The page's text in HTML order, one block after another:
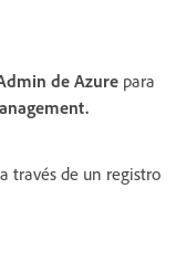
de Azure para
través de un registro